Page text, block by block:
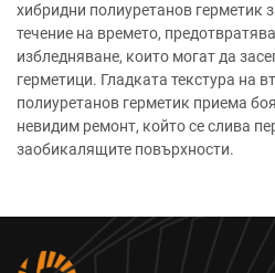
хибридни полиуретанов герметик
течение на времето,
избледняване, които могат да
герметици. Гладката текстура на
полиуретанов герметик приема
невидим ремонт, който се слива
заобикалящите повърхности.